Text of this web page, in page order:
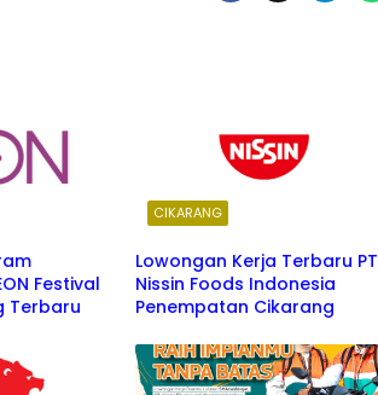
Festival
Terbaru
CIKARANG
Lowongan Kerja Terbaru PT
Nissin Foods Indonesia
Penempatan Cikarang